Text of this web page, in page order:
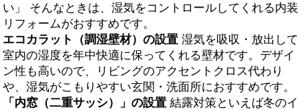
い」 そんなときは、湿気をコントロールしてくれる内装
リフォームがおすすめです。
エコカラット（調湿壁材）の設置 湿気を吸収・放出して
室内の湿度を年中快適に保ってくれる壁材です。デザイ
ン性も高いので、リビングのアクセントクロス代わり
や、湿気がこもりやすい玄関・洗面所におすすめです。
「内窓（二重サッシ）」の設置 結露対策といえば冬のイ